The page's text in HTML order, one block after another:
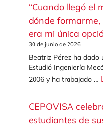
“Cuando llegó el
dónde formarme,
era mi única
30 de junio de 2026
Beatriz Pérez ha dado
Estudió Ingeniería
2006 y ha trabajado …
CEPOVISA
estudiantes de